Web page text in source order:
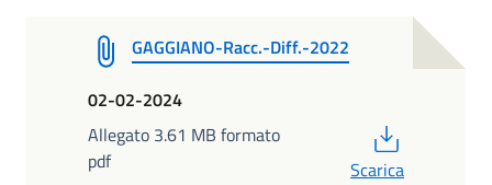
GAGGIANO-Racc.-Diff.-2022
02-02-2024
Allegato 3.61 MB formato
pdf
Scarica